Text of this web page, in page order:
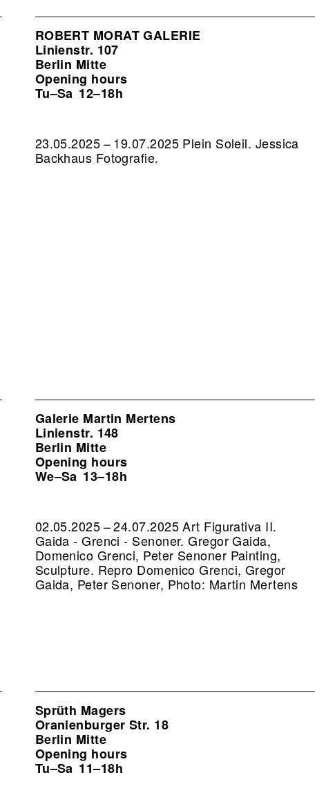
ROBERT MORAT GALERIE
Linienstr. 107
Berlin Mitte
Opening hours
Tu–Sa 12–18h
23.05.2025 – 19.07.2025 Plein Soleil. Jessica
Backhaus Fotografie.
Galerie Martin Mertens
Linienstr. 148
Berlin Mitte
Opening hours
We–Sa 13–18h
02.05.2025 – 24.07.2025 Art Figurativa II.
Gaida - Grenci - Senoner. Gregor Gaida,
Domenico Grenci, Peter Senoner Painting,
Sculpture. Repro Domenico Grenci, Gregor
Gaida, Peter Senoner, Photo: Martin Mertens
Sprüth Magers
Oranienburger Str. 18
Berlin Mitte
Opening hours
Tu–Sa 11–18h